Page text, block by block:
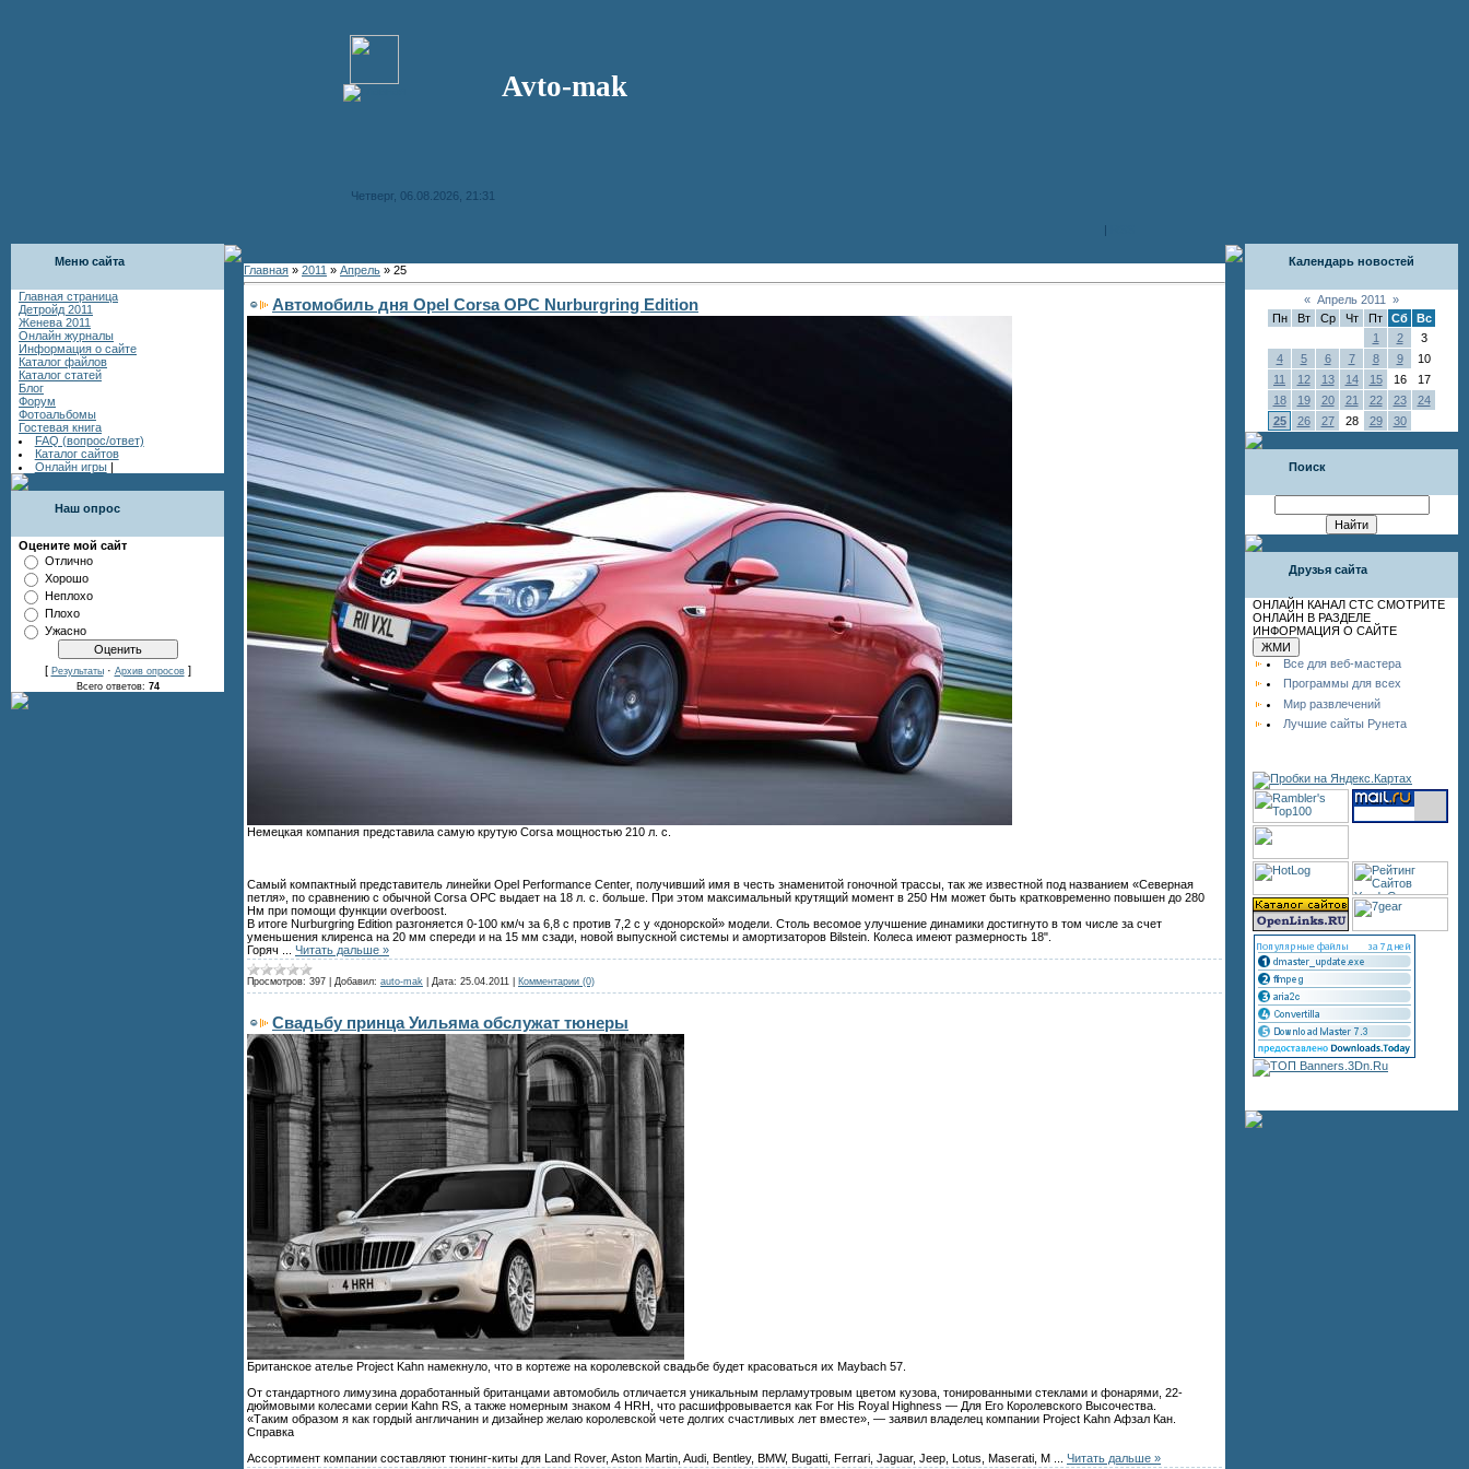
Avto-mak
Четверг, 06.08.2026, 21:31
|
Меню сайта
Главная страница
Детройд 2011
Женева 2011
Онлайн журналы
Информация о сайте
Каталог файлов
Каталог статей
Блог
Форум
Фотоальбомы
Гостевая книга
FAQ (вопрос/ответ)
Каталог сайтов
Онлайн игры |
Наш опрос
Оцените мой сайт
Отлично
Хорошо
Неплохо
Плохо
Ужасно
[ Результаты· Архив опросов]
Всего ответов: 74
Главная » 2011 » Апрель » 25
Автомобиль дня Opel Corsa OPC Nurburgring Edition
Немецкая компания представила самую крутую Corsa мощностью 210 л. с.
Самый компактный представитель линейки Opel Performance Center, получивший имя в честь знаменитой гоночной трассы, так же известной под названием «Северная
петля», по сравнению с обычной Corsa OPC выдает на 18 л. с. больше. При этом максимальный крутящий момент в 250 Нм может быть кратковременно повышен до 280
Нм при помощи функции overboost.
В итоге Nurburgring Edition разгоняется 0-100 км/ч за 6,8 с против 7,2 с у «донорской» модели. Столь весомое улучшение динамики достигнуто в том числе за счет
уменьшения клиренса на 20 мм спереди и на 15 мм сзади, новой выпускной системы и амортизаторов Bilstein. Колеса имеют размерность 18".
Горяч
Читать дальше »
Просмотров: 397 Добавил: auto-mak Дата: 25.04.2011 Комментарии (0)
Свадьбу принца Уильяма обслужат тюнеры
Британское ателье Project Kahn намекнуло, что в кортеже на королевской свадьбе будет красоваться их Maybach 57.
От стандартного лимузина доработанный британцами автомобиль отличается уникальным перламутровым цветом кузова, тонированными стеклами и фонарями, 22-
дюймовыми колесами серии Kahn RS, а также номерным знаком 4 HRH, что расшифровывается как For His Royal Highness — Для Его Королевского Высочества.
«Таким образом я как гордый англичанин и дизайнер желаю королевской чете долгих счастливых лет вместе», — заявил владелец компании Project Kahn Афзал Кан.
Справка
Ассортимент компании составляют тюнинг-киты для Land Rover, Aston Martin, Audi, Bentley, BMW, Bugatti, Ferrari, Jaguar, Jeep, Lotus, Maserati, M
Читать дальше »
Календарь новостей
« Апрель 2011
»
Пн
Вт Ср Чт Пт Сб
Вс
1
2
3
4
5 6 7 8 9
10
11
12 13 14 15 16
17
18
19 20 21 22 23
24
25
26 27 28 29 30
Поиск
Друзья сайта
ОНЛАЙН КАНАЛ СТС СМОТРИТЕ
ОНЛАЙН В РАЗДЕЛЕ
ИНФОРМАЦИЯ О САЙТЕ
Все для веб-мастера
Программы для всех
Мир развлечений
Лучшие сайты Рунета